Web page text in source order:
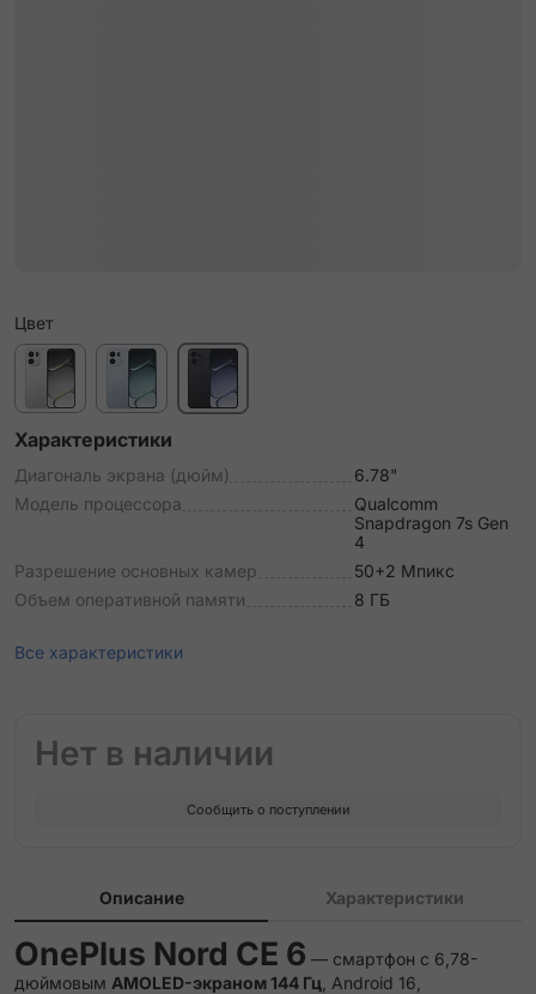
Цвет
Характеристики
Диагональ экрана (дюйм)
6.78"
Модель процессора
Qualcomm
Snapdragon 7s Gen
4
Разрешение основных камер
50+2 Мпикс
Объем оперативной памяти
8 ГБ
Все характеристики
Нет в наличии
Сообщить о поступлении
Описание Характеристики
OnePlus Nord CE 6 — смартфон с 6,78-
дюймовым AMOLED-экраном 144 Гц , Android 16,